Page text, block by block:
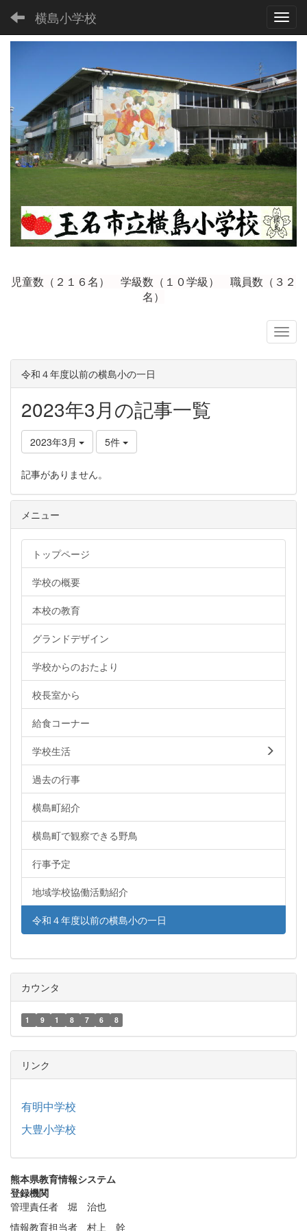
横島小学校
児童数（２１６名） 学級数（１０学級） 職員数（３２
名）
令和４年度以前の横島小の一日
2023年3月の記事一覧
2023年3月 5件
記事がありません。
メニュー
トップページ
学校の概要
本校の教育
グランドデザイン
学校からのおたより
校長室から
給食コーナー
学校生活
過去の行事
横島町紹介
横島町で観察できる野鳥
行事予定
地域学校協働活動紹介
令和４年度以前の横島小の一日
カウンタ
1 9 1 8 7 6 8
リンク
有明中学校
大豊小学校
熊本県教育情報システム
登録機関
管理責任者 堀 治也
情報教育担当者 村上 幹